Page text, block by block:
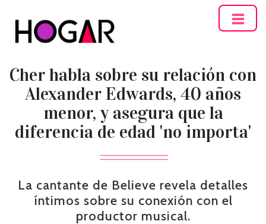
Cher habla sobre su relación con
Alexander Edwards, 40 años
menor, y asegura que la
diferencia de edad 'no importa'
La cantante de Believe revela detalles
íntimos sobre su conexión con el
productor musical.